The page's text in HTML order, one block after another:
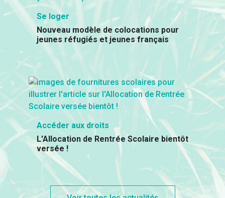
Se loger
Nouveau modèle de colocations pour
jeunes réfugiés et jeunes français
Accéder aux droits
L'Allocation de Rentrée Scolaire bientôt
versée !